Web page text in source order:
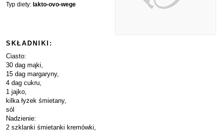
Typ diety: lakto-ovo-wege
SKŁADNIKI:
Ciasto:
30 dag mąki,
15 dag margaryny,
4 dag cukru,
1 jajko,
kilka łyżek śmietany,
sól
Nadzienie:
2 szklanki śmietanki kremówki,